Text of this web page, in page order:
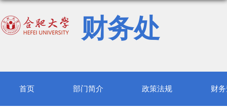
财务处
首页 部门简介 政策法规 财